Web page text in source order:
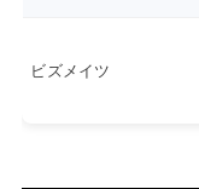
ビズメイツ